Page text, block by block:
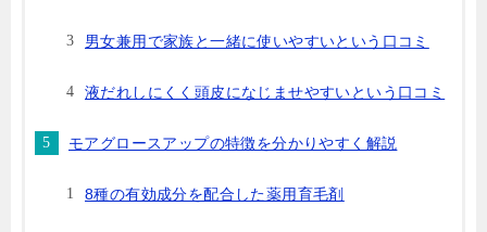
男女兼用で家族と一緒に使いやすいという口コミ
液だれしにくく頭皮になじませやすいという口コミ
モアグロースアップの特徴を分かりやすく解説
8種の有効成分を配合した薬用育毛剤